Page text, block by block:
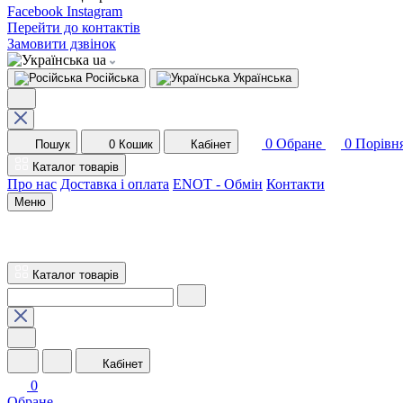
Facebook Instagram
Перейти до контактів
Замовити дзвінок
ua
Російська Українська
Пошук 0 Кошик Кабінет 0 Обране 0
Каталог товарів
Про нас Доставка і оплата ENOT - Обмін Контакти
Меню
Каталог товарів
Кабінет
0